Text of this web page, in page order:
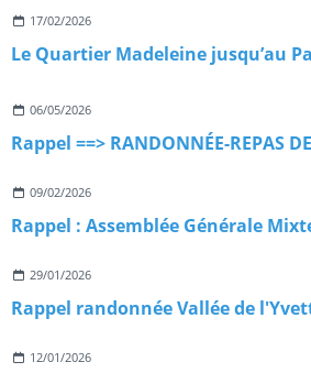
17/02/2026
Le Quartier Madeleine jusqu’au
06/05/2026
Rappel ==> RANDONNÉE-REPAS
09/02/2026
29/01/2026
12/01/2026